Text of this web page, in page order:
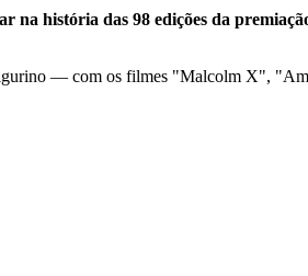
na história das 98 edições da
— com os filmes "Malcolm X",